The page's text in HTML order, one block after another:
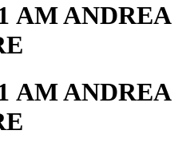
AM ANDREA
AM ANDREA